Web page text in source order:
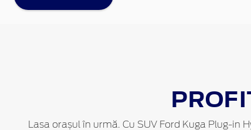
Lasa orașul în urmă. Cu SUV Ford Kuga Plug-